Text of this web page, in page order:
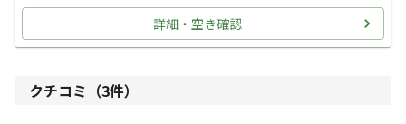
詳細・空き確認
クチコミ（3件）